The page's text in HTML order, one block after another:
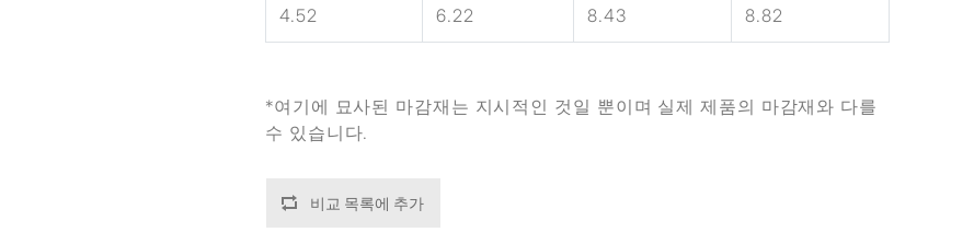
4.52 6.22 8.43 8.82
*여기에 묘사된 마감재는 지시적인 것일 뿐이며 실제 제품의 마감재와 다를
수 있습니다.
비교 목록에 추가